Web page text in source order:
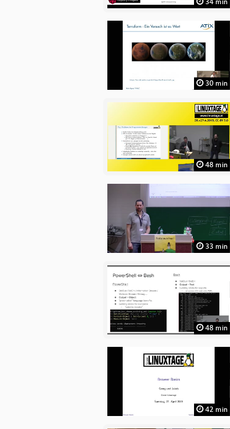
34 min
30 min
48 min
33 min
48 min
42 min